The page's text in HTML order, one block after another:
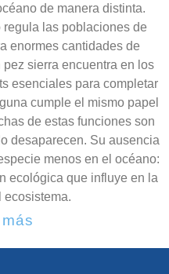
de manera distinta.
las poblaciones de
enormes cantidades de
sierra encuentra en los
esenciales para completar
cumple el mismo papel
de estas funciones son
desaparecen. Su ausencia
menos en el océano:
ecológica que influye en la
ecosistema.